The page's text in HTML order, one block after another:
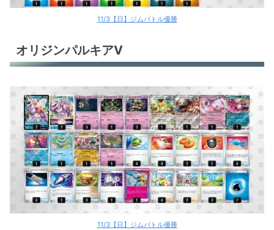
11/3【日】ジムバトル優勝
オリジンパルキアV
11/3【日】ジムバトル優勝